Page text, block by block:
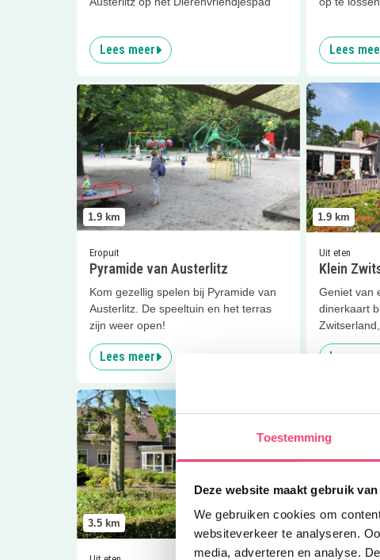
Toestemming
Deze website maakt gebruik
We gebruiken cookies om
websiteverkeer te analyseren.
media, adverteren en analyse.
Lees meer Lees
1.9 km
Eropuit
Pyramide van Austerlitz
Kom gezellig spelen bij Pyramide van
Austerlitz. De speeltuin en het terras
zijn weer open!
Lees meer
Lees meer Pyramide van Austerlitz
1.9 km
Uit eten
Klein
Geniet van
dinerkaart
Lees meer
Lees meer
3.5 km
Lees meer Pannenkoekenhuis Bergzicht